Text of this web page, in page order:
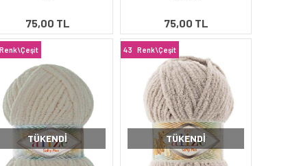
75,00 TL 75,00 TL
Renk\Çeşit
TÜKENDI
43 Renk\Çeşit
TÜKENDI